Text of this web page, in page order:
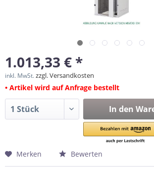
1.013,33 € *
inkl. MwSt.zzgl. Versandkosten
• Artikel wird auf Anfrage bestellt
In den
Merken Bewerten